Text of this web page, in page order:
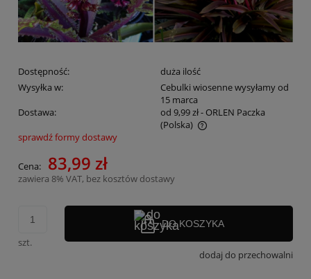
Dostępność:
duża ilość
Wysyłka w:
Cebulki wiosenne wysyłamy od
15 marca
Dostawa:
od 9,99 zł- ORLEN Paczka
(Polska)
Cena nie zawiera ewentualnych kosztów płatności
sprawdź formy dostawy
Cena: 83,99 zł
zawiera 8% VAT, bez kosztów dostawy
szt.
DO KOSZYKA
dodaj do przechowalni